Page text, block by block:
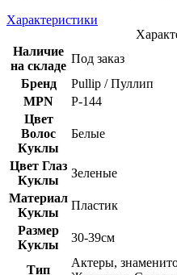
Характеристики
Наличие
на складе
Под заказ
Бренд
Pullip / Пуллип
MPN
Р-144
Цвет
Волос
Куклы
Белые
Цвет Глаз
Куклы
Зеленые
Материал
Куклы
Пластик
Размер
Куклы
30-39см
Тип
Актеры,